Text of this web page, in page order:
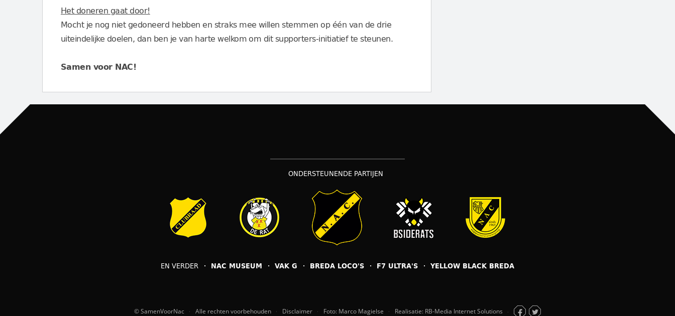
Het doneren gaat door!
Mocht je nog niet gedoneerd hebben en straks mee willen stemmen op één van de drie
uiteindelijke doelen, dan ben je van harte welkom om dit supporters-initiatief te steunen.
Samen voor NAC!
ONDERSTEUNENDE PARTIJEN
EN VERDER NAC MUSEUM VAK G BREDA LOCO'S F7 ULTRA'S YELLOW BLACK BREDA
© SamenVoorNac Alle rechten voorbehouden Disclaimer Foto: Marco Magielse Realisatie: RB-Media Internet Solutions